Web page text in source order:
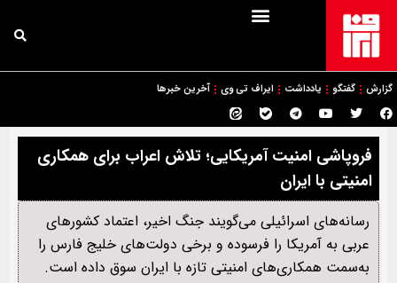
گزارش گفتگو یادداشت ایراف تی وی آخرین خبرها
فروپاشی امنیت آمریکایی؛ تلاش اعراب برای همکاری
امنیتی با ایران
رسانه‌های اسرائیلی می‌گویند جنگ اخیر، اعتماد کشورهای
عربی به آمریکا را فرسوده و برخی دولت‌های خلیج فارس را
به‌سمت همکاری‌های امنیتی تازه با ایران سوق داده است.